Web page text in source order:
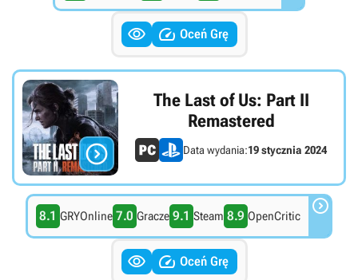
  Oceń Grę

The Last of Us: Part II
Remastered
Data wydania:19 stycznia 2024
8.1 GRYOnline 7.0 Gracze 9.1 Steam 8.9 OpenCritic 
  Oceń Grę